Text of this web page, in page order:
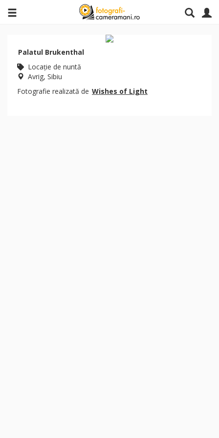
Palatul Brukenthal
Locaţie de nuntă
Avrig, Sibiu
Fotografie realizată de Wishes of Light